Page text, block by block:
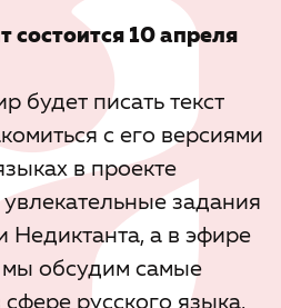
состоится 10 апреля
будет писать текст
с его версиями
в проекте
увлекательные задания
Недиктанта, а в эфире
обсудим самые
русского языка,